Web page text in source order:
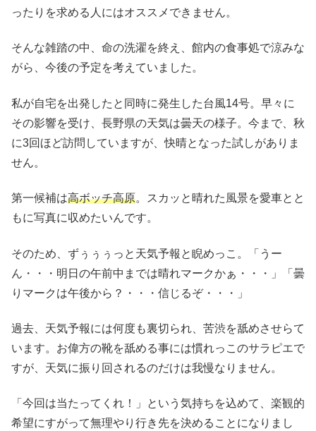
ったりを求める人にはオススメできません。
そんな雑踏の中、命の洗濯を終え、館内の食事処で涼みな
がら、今後の予定を考えていました。
私が自宅を出発したと同時に発生した台風14号。早々に
その影響を受け、長野県の天気は曇天の様子。今まで、秋
に3回ほど訪問していますが、快晴となった試しがありま
せん。
第一候補は高ボッチ高原。スカッと晴れた風景を愛車とと
もに写真に収めたいんです。
そのため、ずぅぅぅっと天気予報と睨めっこ。「うー
ん・・・明日の午前中までは晴れマークかぁ・・・」「曇
りマークは午後から？・・・信じるぞ・・・」
過去、天気予報には何度も裏切られ、苦渋を舐めさせらて
います。お偉方の靴を舐める事には慣れっこのサラピエで
すが、天気に振り回されるのだけは我慢なりません。
「今回は当たってくれ！」という気持ちを込めて、楽観的
希望にすがって無理やり行き先を決めることになりまし